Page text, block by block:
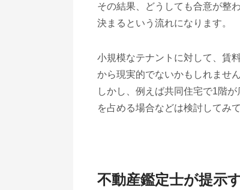
その結果、どうしても合意が整
決まるという流れになります。
小規模なテナントに対して、賃
から現実的でないかもしれません
しかし、例えば共同住宅で1階
を占める場合などは検討してみ
不動産鑑定士が提示